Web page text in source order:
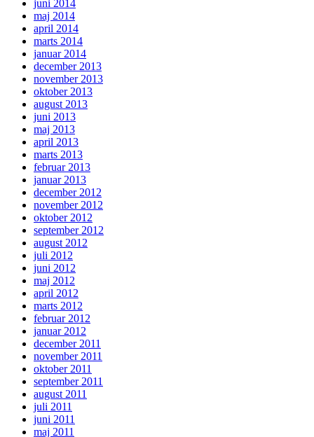
juni 2014
maj 2014
april 2014
marts 2014
januar 2014
december 2013
november 2013
oktober 2013
august 2013
juni 2013
maj 2013
april 2013
marts 2013
februar 2013
januar 2013
december 2012
november 2012
oktober 2012
september 2012
august 2012
juli 2012
juni 2012
maj 2012
april 2012
marts 2012
februar 2012
januar 2012
december 2011
november 2011
oktober 2011
september 2011
august 2011
juli 2011
juni 2011
maj 2011